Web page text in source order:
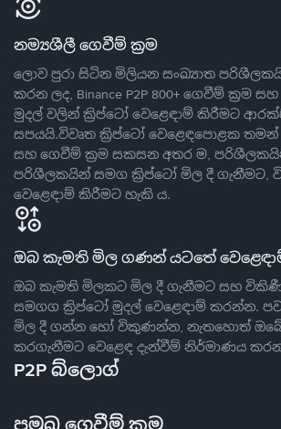
නම්‍යශීලී ගෙවීම් ක්‍රම
ලොව පුරා සිටින මිලියන සංඛ්‍යාත
කරන ලද, Binance P2P 800+ ගෙවීම් ක්‍රම
මුදල් වලින් ක්‍රිප්ටෝ වෙළෙඳාම් කිරීමට
සපයයි.විවෘත ක්‍රිප්ටෝ වෙළෙඳපොළක
සහ ගෙවීම් ක්‍රම සකසන අතර ම,
පරිශීලකයින් සමග ක්‍රිප්ටෝ මිල දී
වෙළෙඳාම් කිරීමට හැකි ය.
ඔබ කැමති මිල ගණන් යටතේ
ඔබ කැමති මිලකට මිල දී ගැනීමට සහ
සමගග ක්‍රිප්ටෝ මුදල් වෙළෙඳාම් කරන්න.
මිල දී ගන්න හෝ විකුණන්න, නැතහොත්
කරගැනීමට වෙළෙඳ දැන්වීම් නිර්මාණය
P2P බ්ලොග්